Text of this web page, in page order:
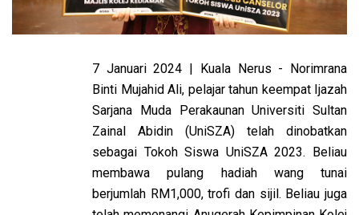
7 Januari 2024 | Kuala Nerus - Norimrana
Binti Mujahid Ali, pelajar tahun keempat Ijazah
Sarjana Muda Perakaunan Universiti Sultan
Zainal Abidin (UniSZA) telah dinobatkan
sebagai Tokoh Siswa UniSZA 2023. Beliau
membawa pulang hadiah wang tunai
berjumlah RM1,000, trofi dan sijil. Beliau juga